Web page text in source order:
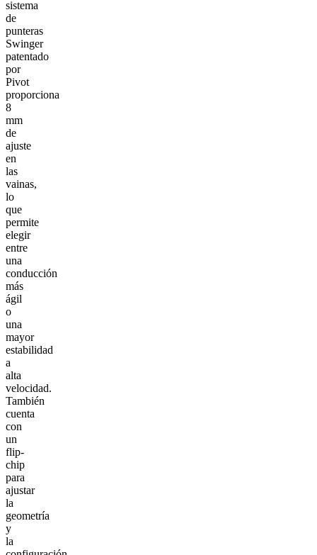
sistema
de
punteras
Swinger
patentado
por
Pivot
proporciona
8
mm
de
ajuste
en
las
vainas,
lo
que
permite
elegir
entre
una
conducción
más
ágil
o
una
mayor
estabilidad
a
alta
velocidad.
También
cuenta
con
un
flip-
chip
para
ajustar
la
geometría
y
la